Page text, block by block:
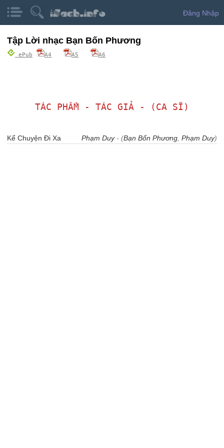
Đăng Nhập
Tập Lời nhạc Bạn Bốn Phương
ePub A4 A5 A6
TÁC PHẨM - TÁC GIẢ - (CA SĨ)
Kể Chuyện Đi Xa Phạm Duy- (Bạn Bốn Phương Phạm Duy)